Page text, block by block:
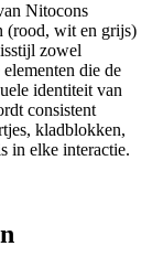
Nitocons
(rood, wit en grijs)
zowel
die de
identiteit van
consistent
kladblokken,
in elke interactie.